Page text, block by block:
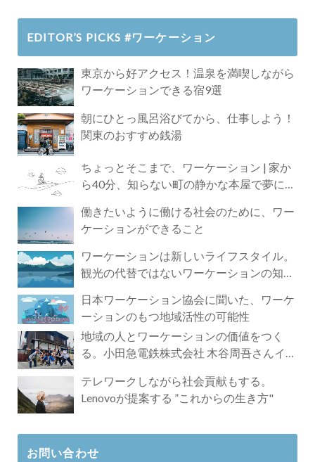
EDITOR’S PICKS #ワーケーション
東京から好アクセス！温泉を満喫しながら
ワーケーションできる宿9選
朝にひとっ風呂浴びてから、仕事しよう！
関東のおすすめ銭湯
ちょっとそこまで、ワーケーション | 家か
ら40分、知らない町の静かな本屋で夢に近
働きたいように働ける社会のために、ワー
ケーションができること
ワーケーションは新しいライフスタイル。
観光の代替ではないワーケーションの知ら
日本ワーケーション協会に聞いた、ワーケ
ーションのもつ地域活性の可能性
地域の人とワーケーションの価値をつく
る。小田急電鉄株式会社 木谷周吾さんイン
テレワークしながら社会貢献もする。
Lenovoが提案する ”これからの生き方"
お問い合わせ